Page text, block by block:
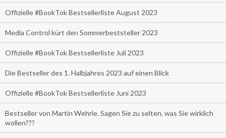
Offizielle #BookTok Bestsellerliste August 2023
Media Control kürt den Sommerbeststeller 2023
Offizielle #BookTok Bestsellerliste Juli 2023
Die Bestseller des 1. Halbjahres 2023 auf einen Blick
Offizielle #BookTok Bestsellerliste Juni 2023
Bestseller von Martin Wehrle. Sagen Sie zu selten, was Sie wirklich
wollen???